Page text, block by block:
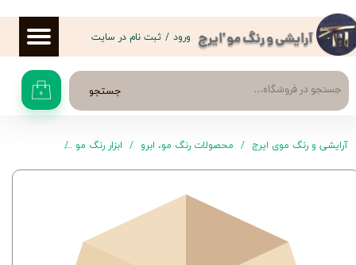
آرایشی و رنگ مو 'ایرج
جستجو ۰
ورود / ثبت نام در سایت
حساب کاربری من
تغییر گذر واژه
سفارشات
خروج از حساب کاربری
آرایشی و رنگ موی ایرج محصولات رنگ مو، ابرو ابزار رنگ مو